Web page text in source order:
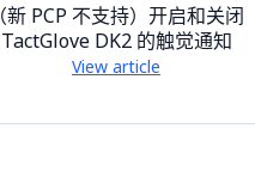
（新 PCP 不支持）开启和关闭
TactGlove DK2 的触觉通知
View article